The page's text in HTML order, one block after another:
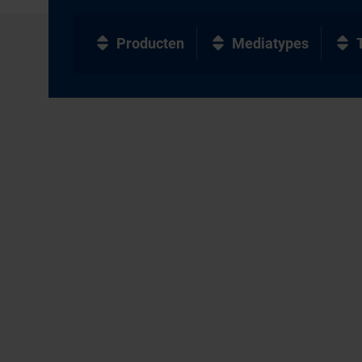
Producten Mediatypes